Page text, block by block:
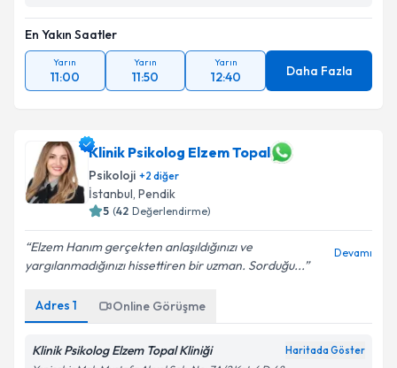
En Yakın Saatler
Yarın
11:00
Yarın
11:50
Yarın
12:40 Daha Fazla
Klinik Psikolog Elzem Topal
Psikoloji +2 diğer
İstanbul, Pendik
5 (42 Değerlendirme)
Elzem Hanım gerçekten anlaşıldığınızı ve
yargılanmadığınızı hissettiren bir uzman. Sorduğu...
Devamı
Adres 1 Online Görüşme
Klinik Psikolog Elzem Topal Kliniği Haritada Göster